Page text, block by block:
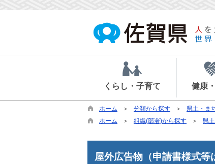
くらし・子育て 健康
ホーム 分類から探す 県土・ま
ホーム
組織(部署)から探す 県
屋外広告物（申請書様式等